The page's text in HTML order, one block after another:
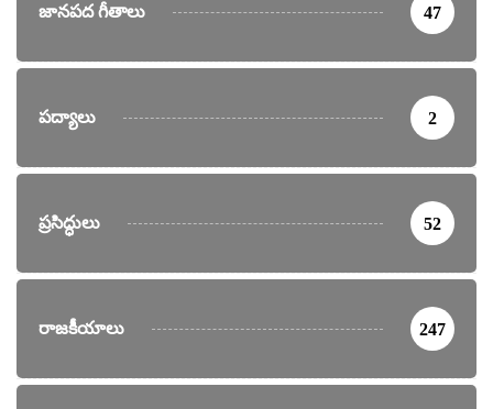
జానపద గీతాలు 47
పద్యాలు 2
ప్రసిద్ధులు 52
రాజకీయాలు 247